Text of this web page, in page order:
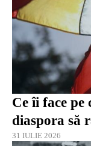
Ce îi face
diaspora să
31 IULIE 2026